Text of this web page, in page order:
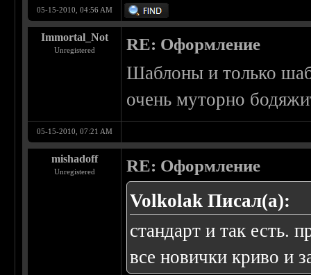
05-15-2010, 04:56 AM
Immortal_Not
Unregistered RE: Оформление
Шаблоны и только
очень муторно
05-15-2010, 07:21 AM
mishadoff
Unregistered RE: Оформление
Volkolak Писал(а):
стандарт и так
все новички криво и